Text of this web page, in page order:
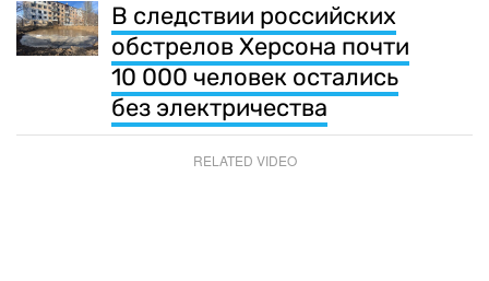
В следствии российских
обстрелов Херсона почти
10 000 человек остались
без электричества
RELATED VIDEO